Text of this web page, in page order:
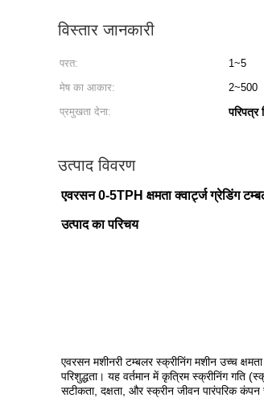
विस्तार जानकारी
परत: 1~5
मेष का आकार:
2~500
प्रमुखता देना:
परिपत्र
उत्पाद विवरण
एवरसन 0-5TPH क्षमता क्वार्ट्ज ग्रेडिंग
उत्पाद का परिचय
एवरसन मशीनरी टम्बलर स्क्रीनिंग मशीन उच्च
परिशुद्धता। यह वर्तमान में कृत्रिम स्क्रीनिंग गति
सटीकता, दक्षता, और स्क्रीन जीवन पारंपरिक